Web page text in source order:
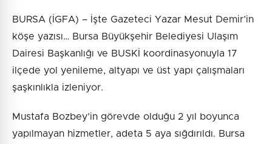
BURSA (İGFA) – İşte Gazeteci Yazar Mesut Demir’in
köşe yazısı… Bursa Büyükşehir Belediyesi Ulaşım
Dairesi Başkanlığı ve BUSKİ koordinasyonuyla 17
ilçede yol yenileme, altyapı ve üst yapı çalışmaları
şaşkınlıkla izleniyor.
Mustafa Bozbey’in görevde olduğu 2 yıl boyunca
yapılmayan hizmetler, adeta 5 aya sığdırıldı. Bursa